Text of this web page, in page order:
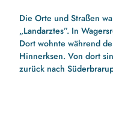
Die Orte und Straßen
„Landarztes”. In
Dort wohnte während
Hinnerksen. Von dort
zurück nach